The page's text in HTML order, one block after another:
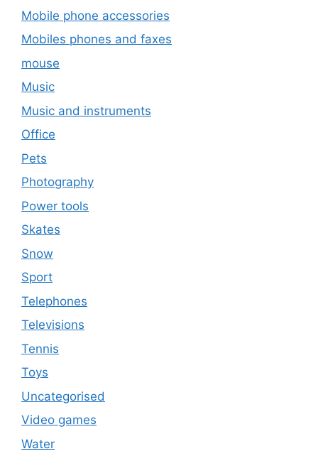
Mobile phone accessories
Mobiles phones and faxes
mouse
Music
Music and instruments
Office
Pets
Photography
Power tools
Skates
Snow
Sport
Telephones
Televisions
Tennis
Toys
Uncategorised
Video games
Water